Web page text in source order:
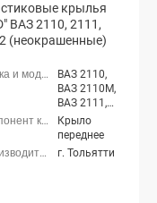
крылья
ВАЗ 2110, 2111,
(неокрашенные)
ВАЗ 2110,
ВАЗ 2110М,
ВАЗ 2111,
ВАЗ 2112
Крыло
переднее
г. Тольятти